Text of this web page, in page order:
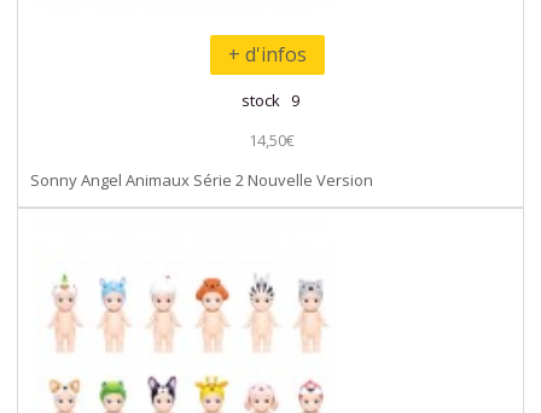
+ d'infos
stock 9
14,50€
Sonny Angel Animaux Série 2 Nouvelle Version